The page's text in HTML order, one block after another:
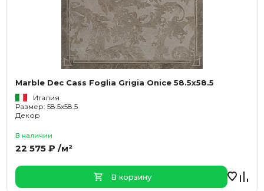
Marble Dec Cass Foglia Grigia Onice 58.5x58.5
Италия
Размер: 58.5x58.5
Декор
В наличии
22 575 ₽ /м²
В корзину